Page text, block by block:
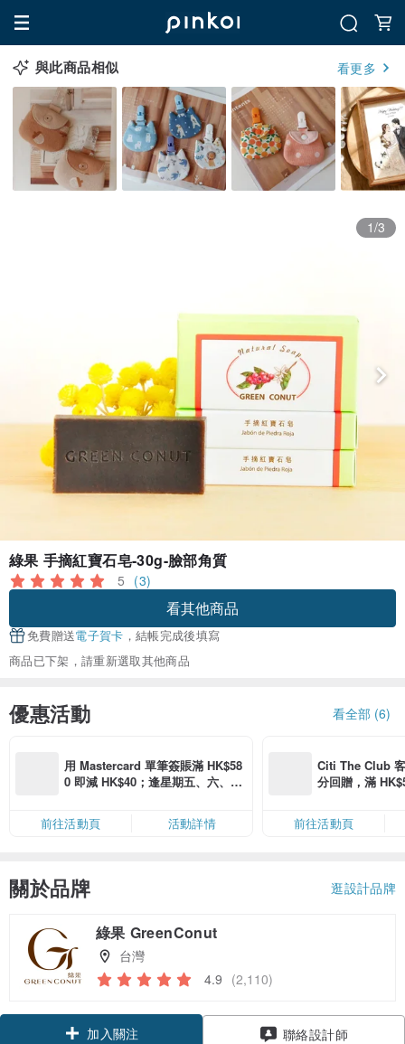
與此商品相似 看更多
1/3
綠果 手摘紅寶石皂-30g-臉部角質
5 (3)
看其他商品
免費贈送電子賀卡 ，結帳完成後填寫
商品已下架，請重新選取其他商品
優惠活動 看全部 (6)
用 Mastercard 單筆簽賬滿 HK$58
0 即減 HK$40；逢星期五、六、日
限，額滿即止，僅限「常用信用
卡」結帳）
前往活動頁 活動詳情
Citi The Club
分回贈，滿
前往活動頁
關於品牌 逛設計品牌
綠果 GreenConut
台灣
4.9 (2,110)
加入關注 聯絡設計師